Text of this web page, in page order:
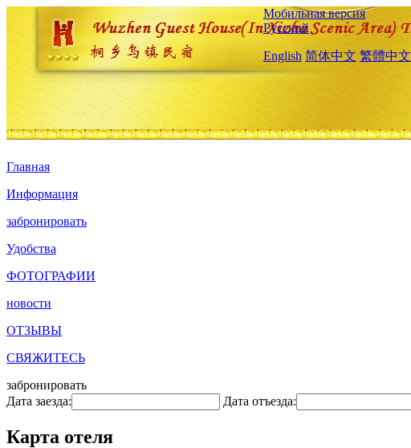
Мобильная версия
Русский
English 简体中文 繁體中文
Главная
Информация
забронировать
Удобства
ФОТОГРАФИИ
новости
ОТЗЫВЫ
СВЯЖИТЕСЬ
забронировать
Дата заезда:
Дата отъезда:
Карта отеля